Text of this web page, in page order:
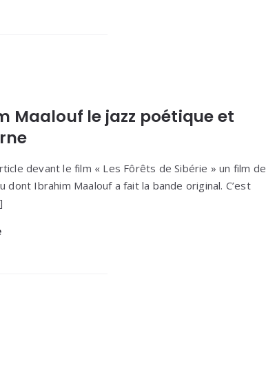
Maalouf le jazz poétique et
devant le film « Les Fôrêts de Sibérie » un film de
dont Ibrahim Maalouf a fait la bande original. C’est